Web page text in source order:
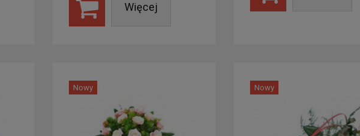
Więcej
Nowy Nowy